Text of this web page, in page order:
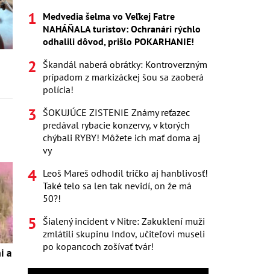
a
Medvedia šelma vo Veľkej Fatre
NAHÁŇALA turistov: Ochranári rýchlo
odhalili dôvod, prišlo POKARHANIE!
Škandál naberá obrátky: Kontroverzným
prípadom z markizáckej šou sa zaoberá
polícia!
ŠOKUJÚCE ZISTENIE Známy reťazec
predával rybacie konzervy, v ktorých
chýbali RYBY! Môžete ich mať doma aj
vy
Leoš Mareš odhodil tričko aj hanblivosť!
Také telo sa len tak nevidí, on že má
50?!
Šialený incident v Nitre: Zakuklení muži
zmlátili skupinu Indov, učiteľovi museli
po kopancoch zošívať tvár!